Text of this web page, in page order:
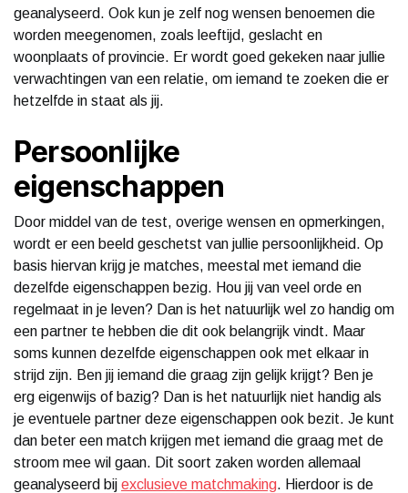
geanalyseerd. Ook kun je zelf nog wensen benoemen die
worden meegenomen, zoals leeftijd, geslacht en
woonplaats of provincie. Er wordt goed gekeken naar jullie
verwachtingen van een relatie, om iemand te zoeken die er
hetzelfde in staat als jij.
Persoonlijke
eigenschappen
Door middel van de test, overige wensen en opmerkingen,
wordt er een beeld geschetst van jullie persoonlijkheid. Op
basis hiervan krijg je matches, meestal met iemand die
dezelfde eigenschappen bezig. Hou jij van veel orde en
regelmaat in je leven? Dan is het natuurlijk wel zo handig om
een partner te hebben die dit ook belangrijk vindt. Maar
soms kunnen dezelfde eigenschappen ook met elkaar in
strijd zijn. Ben jij iemand die graag zijn gelijk krijgt? Ben je
erg eigenwijs of bazig? Dan is het natuurlijk niet handig als
je eventuele partner deze eigenschappen ook bezit. Je kunt
dan beter een match krijgen met iemand die graag met de
stroom mee wil gaan. Dit soort zaken worden allemaal
geanalyseerd bij exclusieve matchmaking. Hierdoor is de